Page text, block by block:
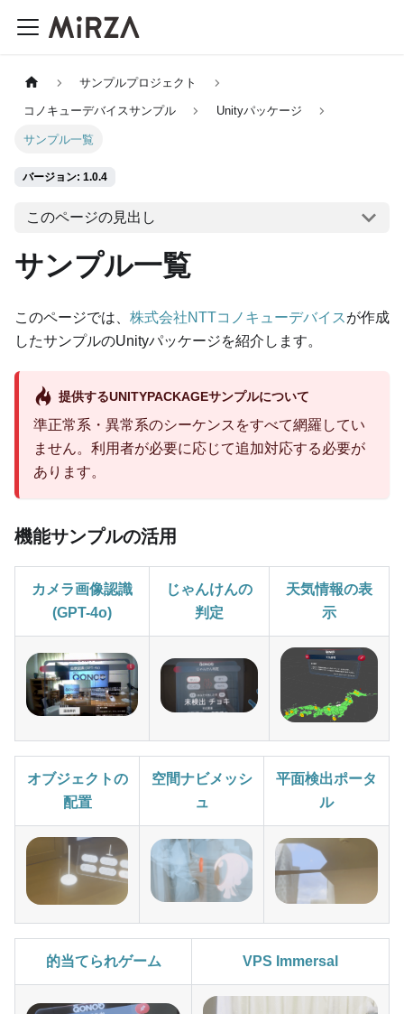
サンプルプロジェクト
コノキューデバイスサンプル Unityパッケージ
サンプル一覧
バージョン: 1.0.4
このページの見出し
サンプル一覧
このページでは、 株式会社NTTコノキューデバイス が作成
したサンプルのUnityパッケージを紹介します。
提供するUNITYPACKAGEサンプルについて
準正常系・異常系のシーケンスをすべて網羅してい
ません。利用者が必要に応じて追加対応する必要が
あります。
機能サンプルの活用
カメラ画像認識
(GPT-4o)
じゃんけんの
判定
天気情報の表
示
オブジェクトの
配置
空間ナビメッシ
ュ
平面検出ポータ
ル
的当てられゲーム VPS Immersal